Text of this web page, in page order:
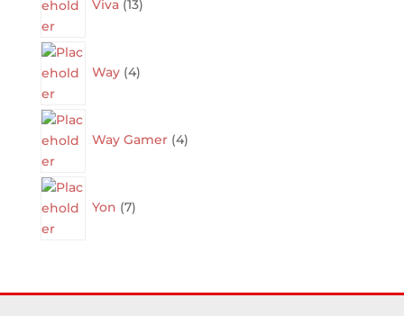
Viva 13products
Way 4products
Way Gamer 4products
Yon 7products